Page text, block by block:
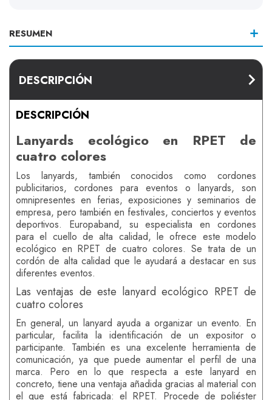
RESUMEN
DESCRIPCIÓN
DESCRIPCIÓN
Lanyards ecológico en RPET de
cuatro colores
Los lanyards, también conocidos como cordones
publicitarios, cordones para eventos o lanyards, son
omnipresentes en ferias, exposiciones y seminarios de
empresa, pero también en festivales, conciertos y eventos
deportivos. Europaband, su especialista en cordones
para el cuello de alta calidad, le ofrece este modelo
ecológico en RPET de cuatro colores. Se trata de un
cordón de alta calidad que le ayudará a destacar en sus
diferentes eventos.
Las ventajas de este lanyard ecológico RPET de
cuatro colores
En general, un lanyard ayuda a organizar un evento. En
particular, facilita la identificación de un expositor o
participante. También es una excelente herramienta de
comunicación, ya que puede aumentar el perfil de una
marca. Pero en lo que respecta a este lanyard en
concreto, tiene una ventaja añadida gracias al material con
el que está fabricada: el RPET. Procede de poliéster